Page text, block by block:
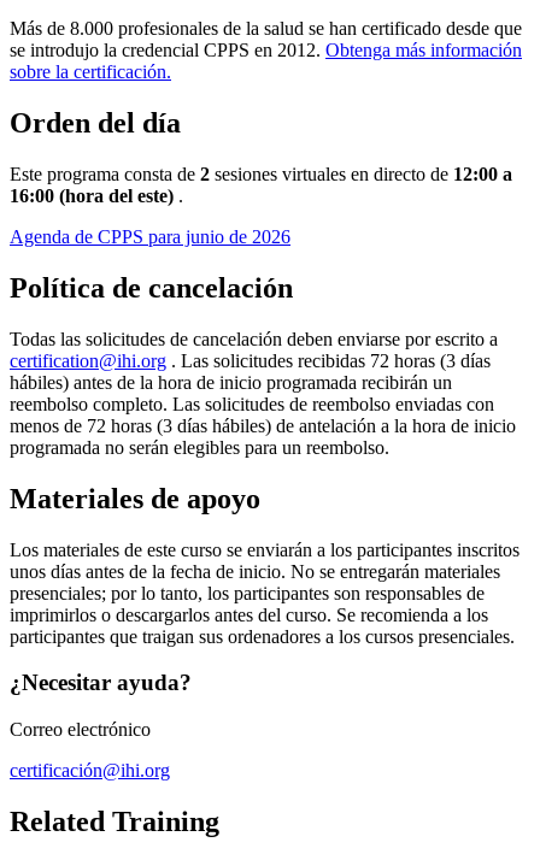
Más de 8.000 profesionales de la salud se han certificado desde que
se introdujo la credencial CPPS en 2012. Obtenga más información
sobre la certificación.
Orden del día
Este programa consta de 2 sesiones virtuales en directo de 12:00 a
16:00 (hora del este) .
Agenda de CPPS para junio de 2026
Política de cancelación
Todas las solicitudes de cancelación deben enviarse por escrito a
certification@ihi.org . Las solicitudes recibidas 72 horas (3 días
hábiles) antes de la hora de inicio programada recibirán un
reembolso completo. Las solicitudes de reembolso enviadas con
menos de 72 horas (3 días hábiles) de antelación a la hora de inicio
programada no serán elegibles para un reembolso.
Materiales de apoyo
Los materiales de este curso se enviarán a los participantes inscritos
unos días antes de la fecha de inicio. No se entregarán materiales
presenciales; por lo tanto, los participantes son responsables de
imprimirlos o descargarlos antes del curso. Se recomienda a los
participantes que traigan sus ordenadores a los cursos presenciales.
¿Necesitar ayuda?
Correo electrónico
certificación@ihi.org
Related Training